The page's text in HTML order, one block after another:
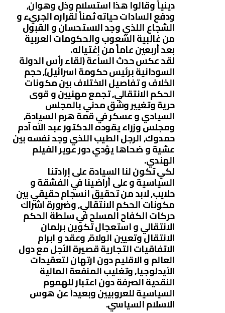
دينياً وقالوا هذا استسلام وذل وهوان,
ودفع السادات حياته ثمناً لقراره الجريء و
الشجاع اللذي وجد الاستحسان و القبول
من غالبية الشعوب والحكومات العربية
بعد أربعين عاماً من إغتياله.
لقد عكس حدث الساعة (لقاء رأس الدولة
السودانية برئيس حكومة اسرائيل), حجم
الخلاف و تفاصيل الاختلاف بين مكونات
الحكم الانتقالي, تجمع مهنيين و قوى
حرية وتغيير وشق مدني بالمجلس
السيادي و عسكر في قمة هرم السيادة,
ومجلس وزراء يقوده الدكتور عبد الله آدم
حمدوك, الرجل الطيب اللذي وجد نفسه بين
عشية و ضحاها يؤدي دور عوير الفيلم
الهندي.
لكي تكون لنا السيادة على إرادتنا
السياسية و على أراضينا في الفشقة و
حلايب, لابد من تحقيق انسجام حقيقي بين
مكونات الحكم الانتقالي, وضرورة اشراك
حركات الكفاح المسلح في سلطة الحكم
الانتقالي و استعجال تكوين برلمان
الانتقال وتعيين الولاة, وعقد و ابرام
الاتفاقيات التجارية قصيرة الأجل مع دول
العالم و الاقليم دون ارتهان لتعقيدات
الأيدلوجيا, وتغليب المنفعة المالية
النقدية الصرفة دون اعتبار للهموم
السياسية للعروبيين وبعيداً عن هوس
الاسلام السياسي.